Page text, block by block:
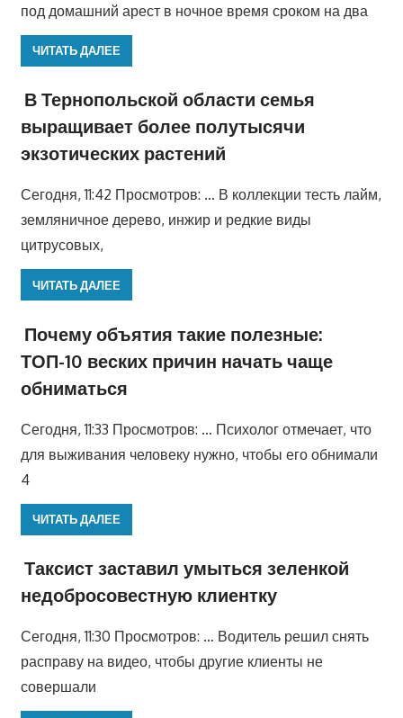
под домашний арест в ночное время сроком на два
ЧИТАТЬ ДАЛЕЕ
В Тернопольской области семья
выращивает более полутысячи
экзотических растений
Сегодня, 11:42 Просмотров: … В коллекции тесть лайм,
земляничное дерево, инжир и редкие виды
цитрусовых,
ЧИТАТЬ ДАЛЕЕ
Почему объятия такие полезные:
ТОП-10 веских причин начать чаще
обниматься
Сегодня, 11:33 Просмотров: … Психолог отмечает, что
для выживания человеку нужно, чтобы его обнимали
4
ЧИТАТЬ ДАЛЕЕ
Таксист заставил умыться зеленкой
недобросовестную клиентку
Сегодня, 11:30 Просмотров: … Водитель решил снять
расправу на видео, чтобы другие клиенты не
совершали